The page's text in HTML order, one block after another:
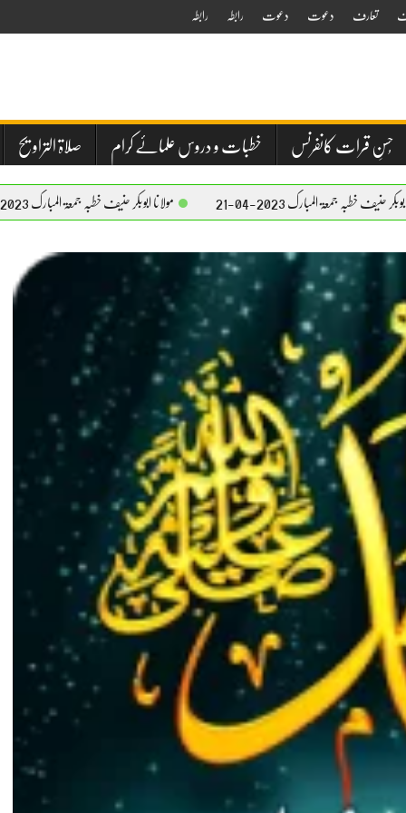
تعارف دعوت دعوت رابطہ رابطہ
حُسنِ قرات کانفرنس خطبات و دروس علمائے کرام صلاۃ التراویح
2023-04-21 مولانا ابوبکر حنیف خطبہ جمعۃ المبارک 2023-04-21